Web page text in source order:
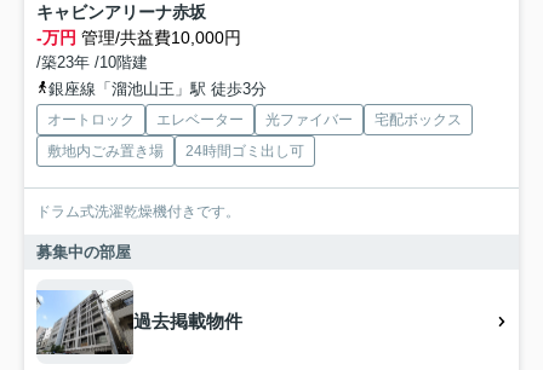
キャビンアリーナ赤坂
-万円 管理/共益費10,000円
/築23年 /10階建
銀座線「溜池山王」駅 徒歩3分
オートロック エレベーター 光ファイバー
宅配ボックス
敷地内ごみ置き場
24時間ゴミ出し可
ドラム式洗濯乾燥機付きです。
募集中の部屋
過去掲載物件